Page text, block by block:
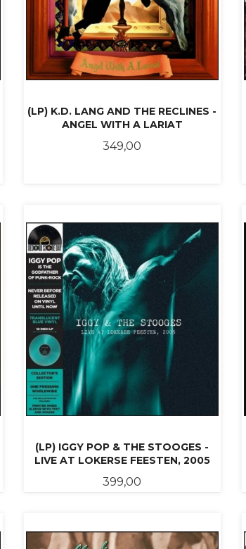
(LP) K.D. LANG AND THE RECLINES -
ANGEL WITH A LARIAT
Pris
349,00
(LP) IGGY POP & THE STOOGES -
LIVE AT LOKERSE FEESTEN, 2005
Pris
399,00